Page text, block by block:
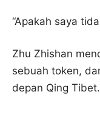
“Apakah saya
Zhu Zhishan
sebuah token,
depan Qing Tibet.